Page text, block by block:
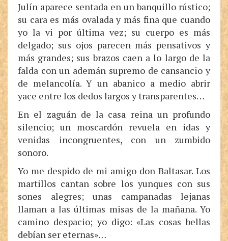
Julín aparece sentada en un banquillo rústico;
su cara es más ovalada y más fina que cuando
yo la vi por última vez; su cuerpo es más
delgado; sus ojos parecen más pensativos y
más grandes; sus brazos caen a lo largo de la
falda con un ademán supremo de cansancio y
de melancolía. Y un abanico a medio abrir
yace entre los dedos largos y transparentes…
En el zaguán de la casa reina un profundo
silencio; un moscardón revuela en idas y
venidas incongruentes, con un zumbido
sonoro.
Yo me despido de mi amigo don Baltasar. Los
martillos cantan sobre los yunques con sus
sones alegres; unas campanadas lejanas
llaman a las últimas misas de la mañana. Yo
camino despacio; yo digo: «Las cosas bellas
debían ser eternas»…